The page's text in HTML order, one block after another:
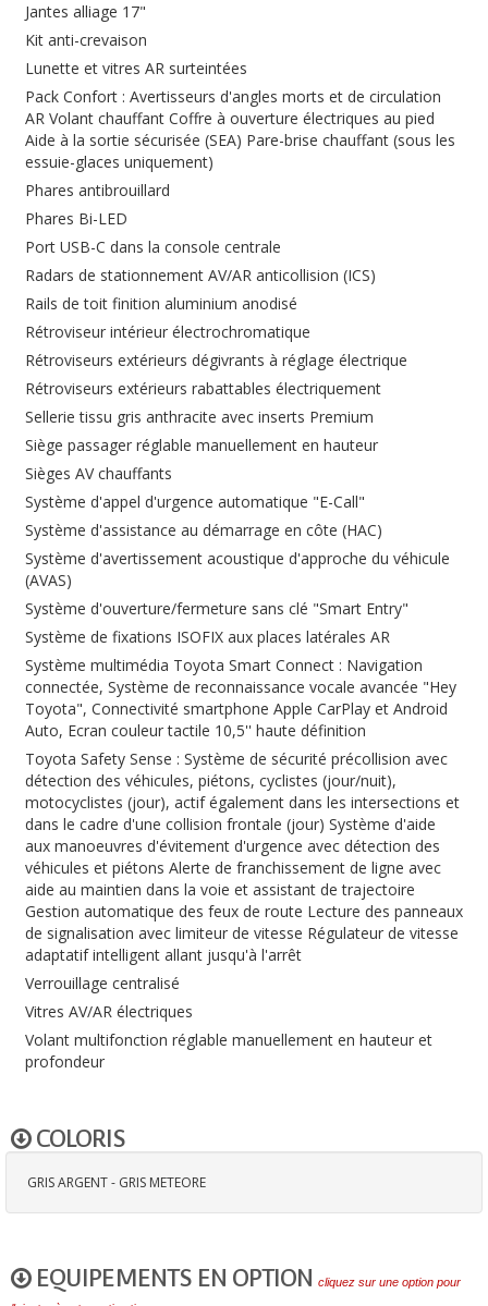
Jantes alliage 17"
Kit anti-crevaison
Lunette et vitres AR surteintées
Pack Confort : Avertisseurs d'angles morts et de circulation
AR Volant chauffant Coffre à ouverture électriques au pied
Aide à la sortie sécurisée (SEA) Pare-brise chauffant (sous les
essuie-glaces uniquement)
Phares antibrouillard
Phares Bi-LED
Port USB-C dans la console centrale
Radars de stationnement AV/AR anticollision (ICS)
Rails de toit finition aluminium anodisé
Rétroviseur intérieur électrochromatique
Rétroviseurs extérieurs dégivrants à réglage électrique
Rétroviseurs extérieurs rabattables électriquement
Sellerie tissu gris anthracite avec inserts Premium
Siège passager réglable manuellement en hauteur
Sièges AV chauffants
Système d'appel d'urgence automatique "E-Call"
Système d'assistance au démarrage en côte (HAC)
Système d'avertissement acoustique d'approche du véhicule
(AVAS)
Système d'ouverture/fermeture sans clé "Smart Entry"
Système de fixations ISOFIX aux places latérales AR
Système multimédia Toyota Smart Connect : Navigation
connectée, Système de reconnaissance vocale avancée "Hey
Toyota", Connectivité smartphone Apple CarPlay et Android
Auto, Ecran couleur tactile 10,5'' haute définition
Toyota Safety Sense : Système de sécurité précollision avec
détection des véhicules, piétons, cyclistes (jour/nuit),
motocyclistes (jour), actif également dans les intersections et
dans le cadre d'une collision frontale (jour) Système d'aide
aux manoeuvres d'évitement d'urgence avec détection des
véhicules et piétons Alerte de franchissement de ligne avec
aide au maintien dans la voie et assistant de trajectoire
Gestion automatique des feux de route Lecture des panneaux
de signalisation avec limiteur de vitesse Régulateur de vitesse
adaptatif intelligent allant jusqu'à l'arrêt
Verrouillage centralisé
Vitres AV/AR électriques
Volant multifonction réglable manuellement en hauteur et
profondeur
COLORIS
GRIS ARGENT - GRIS METEORE
EQUIPEMENTS EN OPTION cliquez sur une option pour